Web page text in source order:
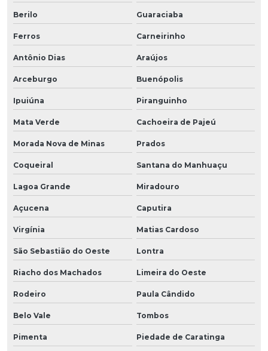
Berilo Guaraciaba
Ferros Carneirinho
Antônio Dias Araújos
Arceburgo Buenópolis
Ipuiúna Piranguinho
Mata Verde Cachoeira de Pajeú
Morada Nova de Minas Prados
Coqueiral Santana do Manhuaçu
Lagoa Grande Miradouro
Açucena Caputira
Virgínia Matias Cardoso
São Sebastião do Oeste Lontra
Riacho dos Machados Limeira do Oeste
Rodeiro Paula Cândido
Belo Vale Tombos
Pimenta Piedade de Caratinga